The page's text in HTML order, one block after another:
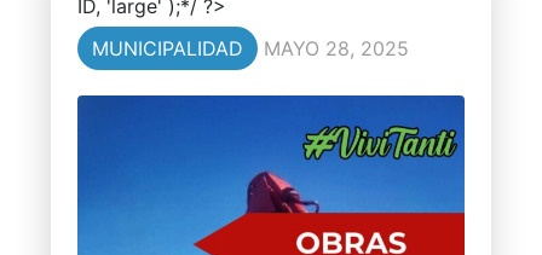
ID, 'large' );*/ ?>
MUNICIPALIDAD
MAYO 28, 2025